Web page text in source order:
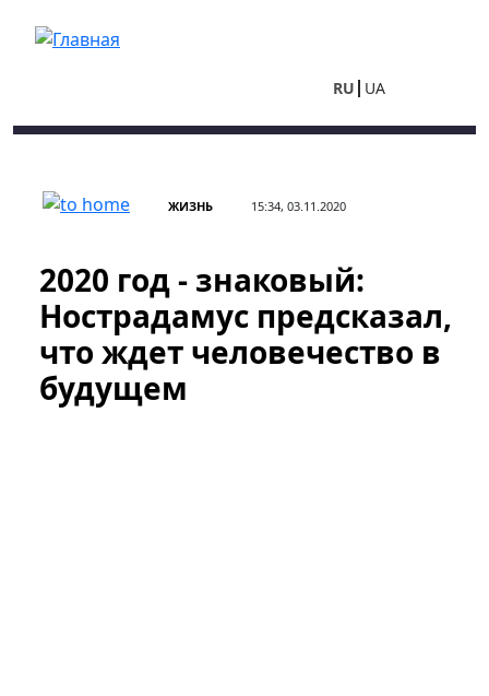
RU UA
ЖИЗНЬ 15:34, 03.11.2020
2020 год - знаковый:
Нострадамус предсказал,
что ждет человечество в
будущем